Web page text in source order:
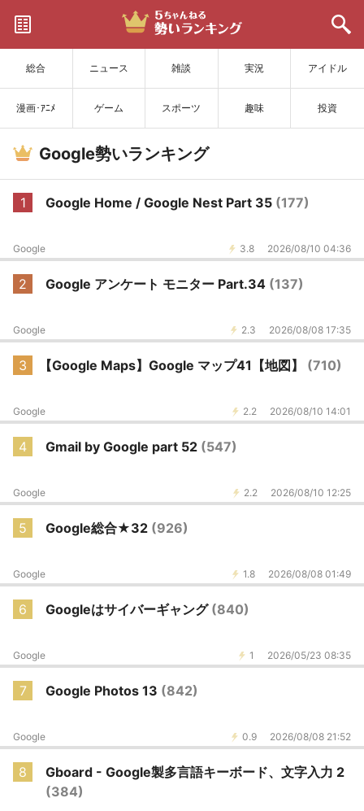
総合 ニュース 雑談 実況 アイドル
漫画･ｱﾆﾒ ゲーム スポーツ 趣味 投資
サイトを更新
Google勢いランキング
1 Google Home / Google Nest Part 35 (177)
3.8 2026/08/10 04:36
Google
2 Google アンケート モニター Part.34 (137)
2.3 2026/08/08 17:35
Google
3 【Google Maps】Google マップ41【地図】 (710)
2.2 2026/08/10 14:01
Google
4 Gmail by Google part 52 (547)
2.2 2026/08/10 12:25
Google
5 Google総合★32 (926)
1.8 2026/08/08 01:49
Google
6 Googleはサイバーギャング (840)
1 2026/05/23 08:35
Google
7 Google Photos 13 (842)
0.9 2026/08/08 21:52
Google
8
Gboard - Google製多言語キーボード、文字入力 2
(384)